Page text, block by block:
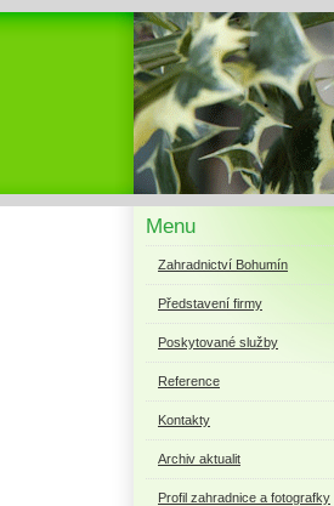
Menu
Zahradnictví Bohumín
Představení firmy
Poskytované služby
Reference
Kontakty
Archiv aktualit
Profil zahradnice a fotografky